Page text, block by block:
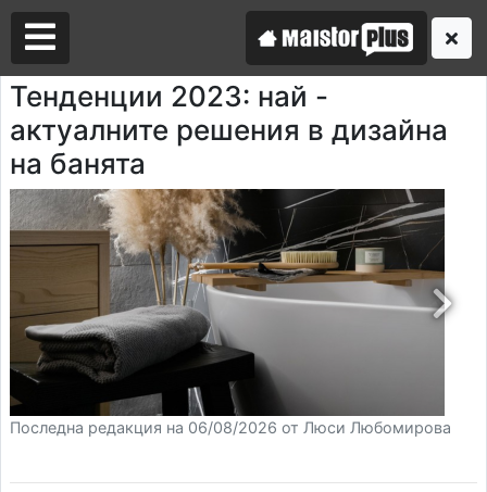
Тенденции 2023: най -
актуалните решения в дизайна
на банята
Последна редакция на 06/08/2026 от Люси Любомирова
Аз съм майстор
Търся майстор